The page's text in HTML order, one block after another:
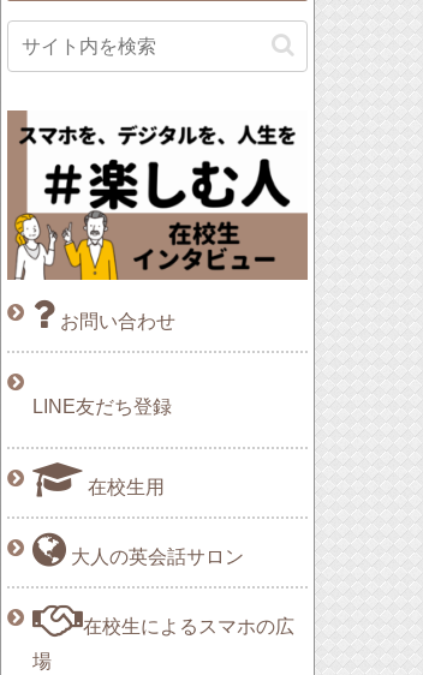
お問い合わせ
LINE友だち登録
在校生用
大人の英会話サロン
在校生によるスマホの広
場